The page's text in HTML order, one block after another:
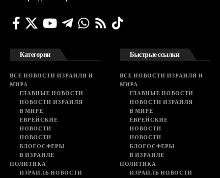
Категории
ВСЕ НОВОСТИ ИЗРАИЛЯ И
МИРА
ГЛАВНЫЕ НОВОСТИ
НОВОСТИ ИЗРАИЛЯ
В МИРЕ
ЕВРЕЙСКИЕ
НОВОСТИ
НОВОСТИ
БЛОГОСФЕРЫ
В ИЗРАИЛЕ
ПОЛИТИКА
ИЗРАИЛЬ НОВОСТИ
Быстрые ссылки
ВСЕ НОВОСТИ ИЗРАИЛЯ И
МИРА
ГЛАВНЫЕ НОВОСТИ
НОВОСТИ ИЗРАИЛЯ
В МИРЕ
ЕВРЕЙСКИЕ
НОВОСТИ
НОВОСТИ
БЛОГОСФЕРЫ
В ИЗРАИЛЕ
ПОЛИТИКА
ИЗРАИЛЬ НОВОСТИ